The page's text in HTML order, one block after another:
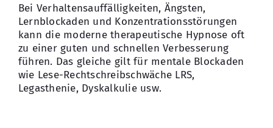
Bei Verhaltensauffälligkeiten, Ängsten,
Lernblockaden und Konzentrationsstörungen
kann die moderne therapeutische Hypnose oft
zu einer guten und schnellen Verbesserung
führen. Das gleiche gilt für mentale Blockaden
wie Lese-Rechtschreibschwäche LRS,
Legasthenie, Dyskalkulie usw.